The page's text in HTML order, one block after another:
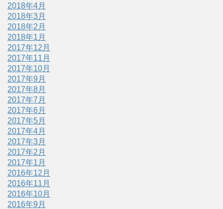
2018年4月
2018年3月
2018年2月
2018年1月
2017年12月
2017年11月
2017年10月
2017年9月
2017年8月
2017年7月
2017年6月
2017年5月
2017年4月
2017年3月
2017年2月
2017年1月
2016年12月
2016年11月
2016年10月
2016年9月